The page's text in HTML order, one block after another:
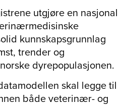
utgjøre en nasjonal
kunnskapsgrunnlag
trender og
dyrepopulasjonen.
skal legge til
både veterinær- og